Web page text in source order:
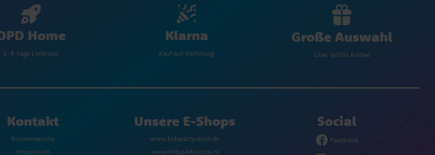
Home
2-4 Tage Lieferzeit
Klarna
Kauf auf Rechnung
Große Auswahl
Über 9.000 Artikel
Kontakt
Kundenservice
Impressum
Unsere E-Shops
www.kidspartystore.de
www.kidspartystore.nl
Social
Facebook